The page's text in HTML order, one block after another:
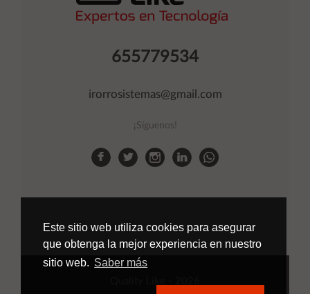
Este sitio web utiliza cookies para asegurar
que obtenga la mejor experiencia en nuestro
sitio web. Saber más
655779534
irorrosistemas@gmail.com
¡Síguenos!